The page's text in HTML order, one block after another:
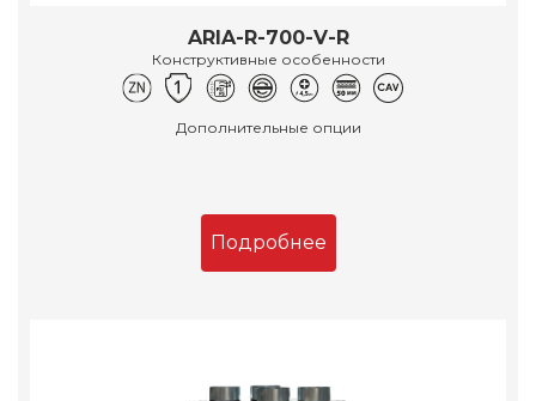
ARIA-R-700-V-R
Конструктивные особенности
Дополнительные опции
Подробнее